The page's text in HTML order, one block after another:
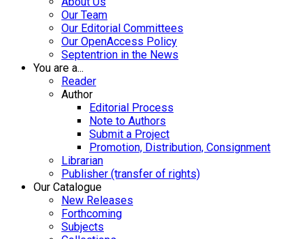
Our Team
Our Editorial Committees
Our OpenAccess Policy
Septentrion in the News
You are a...
Reader
Author
Editorial Process
Note to Authors
Submit a Project
Promotion, Distribution, Consignment
Librarian
Publisher (transfer of rights)
Our Catalogue
New Releases
Forthcoming
Subjects